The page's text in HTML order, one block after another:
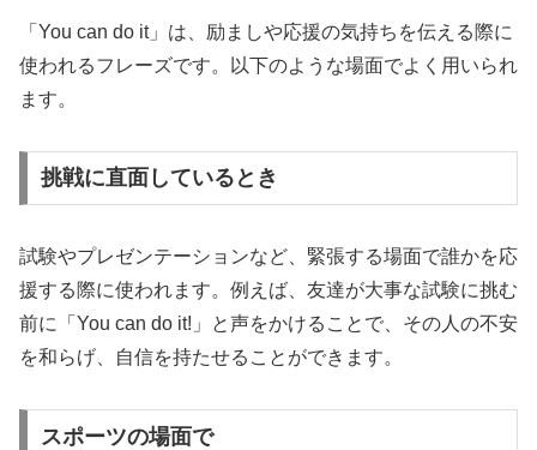
「You can do it」は、励ましや応援の気持ちを伝える際に
使われるフレーズです。以下のような場面でよく用いられ
ます。
挑戦に直面しているとき
試験やプレゼンテーションなど、緊張する場面で誰かを応
援する際に使われます。例えば、友達が大事な試験に挑む
前に「You can do it!」と声をかけることで、その人の不安
を和らげ、自信を持たせることができます。
スポーツの場面で